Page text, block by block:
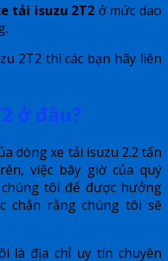
tải isuzu 2T2 ở mức dao
2T2 thì các bạn hãy liên
ở đâu?
dòng xe tải isuzu 2.2 tấn
việc bây giờ của quý
tôi để được hưởng
chắn rằng chúng tôi sẽ
là địa chỉ uy tín chuyên